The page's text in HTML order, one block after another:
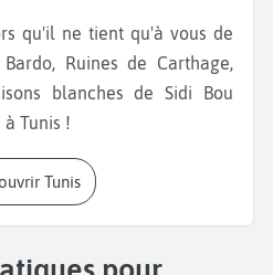
Ruines de Carthage,
blanches de Sidi Bou
à Tunis !
Tunis